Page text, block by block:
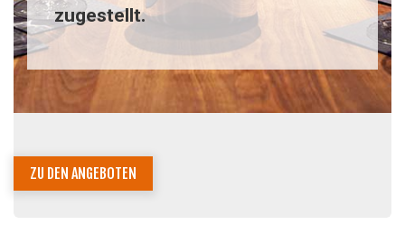
zugestellt.
ZU DEN ANGEBOTEN